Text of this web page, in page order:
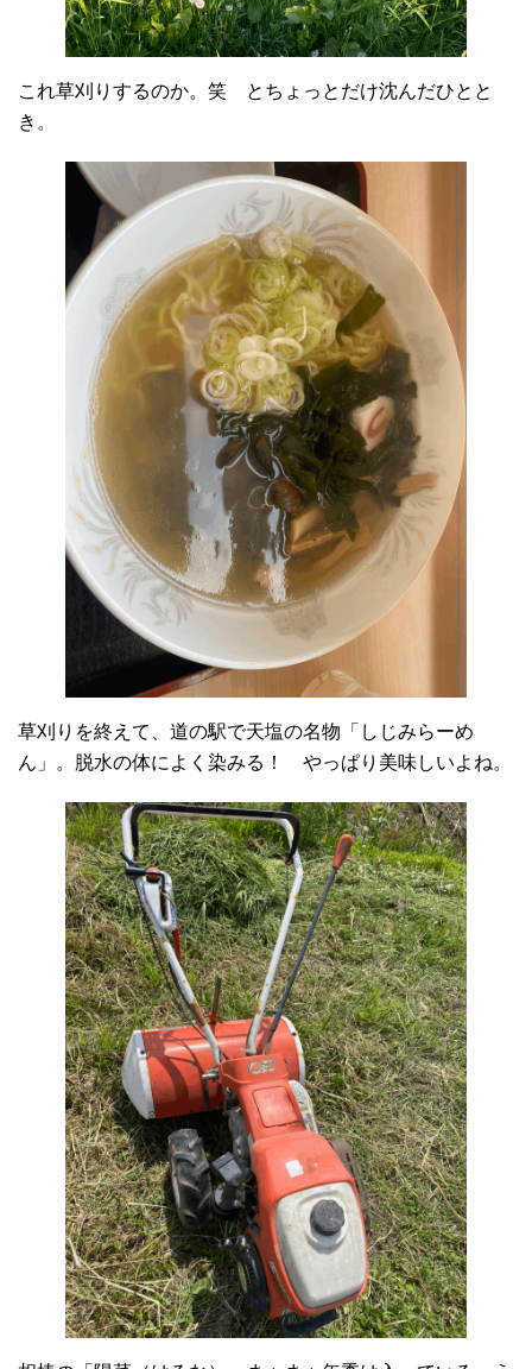
これ草刈りするのか。笑 とちょっとだけ沈んだひとと
き。
草刈りを終えて、道の駅で天塩の名物「しじみらーめ
ん」。脱水の体によく染みる！ やっぱり美味しいよね。